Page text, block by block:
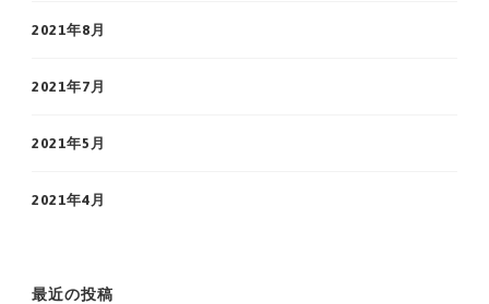
2021年8月
2021年7月
2021年5月
2021年4月
最近の投稿